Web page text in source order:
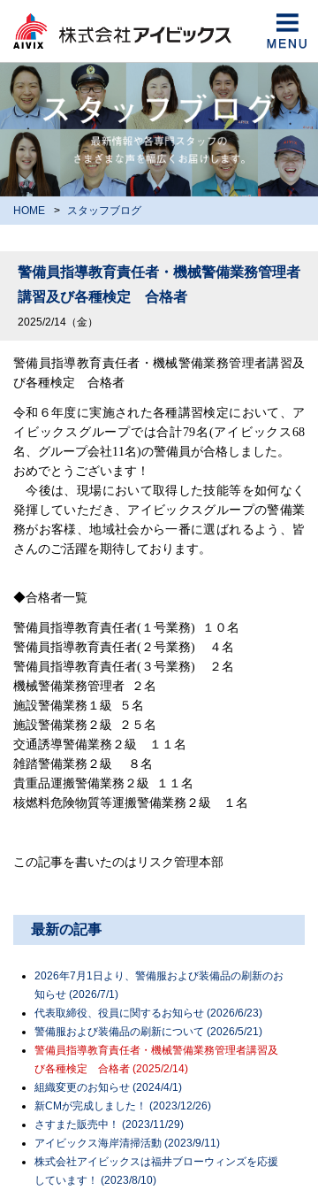
HOME スタッフブログ
警備員指導教育責任者・機械警備業務管理者
講習及び各種検定 合格者
2025/2/14（金）
警備員指導教育責任者・機械警備業務管理者講習及
び各種検定 合格者
令和６年度に実施された各種講習検定において、ア
イビックスグループでは合計79名 (アイビックス68
名、グループ会社11名)の警備員が合格しました。
おめでとうございます！
今後は、現場において取得した技能等を如何なく
発揮していただき、アイビックスグループの警備業
務がお客様、地域社会から一番に選ばれるよう、皆
さんのご活躍を期待しております。
◆合格者一覧
警備員指導教育責任者(１号業務) １０名
警備員指導教育責任者(２号業務) ４名
警備員指導教育責任者(３号業務) ２名
機械警備業務管理者 ２名
施設警備業務１級 ５名
施設警備業務２級 ２５名
交通誘導警備業務２級 １１名
雑踏警備業務２級 ８名
貴重品運搬警備業務２級 １１名
核燃料危険物質等運搬警備業務２級 １名
この記事を書いたのはリスク管理本部
最新の記事
2026年7月1日より、警備服および装備品の刷新のお
知らせ (2026/7/1)
代表取締役、役員に関するお知らせ (2026/6/23)
警備服および装備品の刷新について (2026/5/21)
警備員指導教育責任者・機械警備業務管理者講習及
び各種検定 合格者 (2025/2/14)
組織変更のお知らせ (2024/4/1)
新CMが完成しました！ (2023/12/26)
さすまた販売中！ (2023/11/29)
アイビックス海岸清掃活動 (2023/9/11)
株式会社アイビックスは福井ブローウィンズを応援
しています！ (2023/8/10)